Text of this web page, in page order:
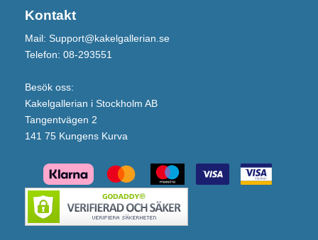
Kontakt
Mail: Support@kakelgallerian.se
Telefon: 08-293551
Besök oss:
Kakelgallerian i Stockholm AB
Tangentvägen 2
141 75 Kungens Kurva